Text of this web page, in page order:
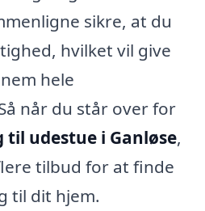
sikre, at du
hvilket vil give
hele
når du står over for
udestue i Ganløse,
tilbud for at finde
til dit hjem.